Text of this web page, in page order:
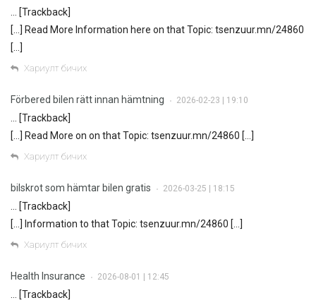
… [Trackback]
[…] Read More Information here on that Topic: tsenzuur.mn/24860
[…]
Хариулт бичих
Förbered bilen rätt innan hämtning • 2026-02-23 | 19:10
… [Trackback]
[…] Read More on on that Topic: tsenzuur.mn/24860 […]
Хариулт бичих
bilskrot som hämtar bilen gratis • 2026-03-25 | 18:15
… [Trackback]
[…] Information to that Topic: tsenzuur.mn/24860 […]
Хариулт бичих
Health Insurance • 2026-08-01 | 12:45
… [Trackback]